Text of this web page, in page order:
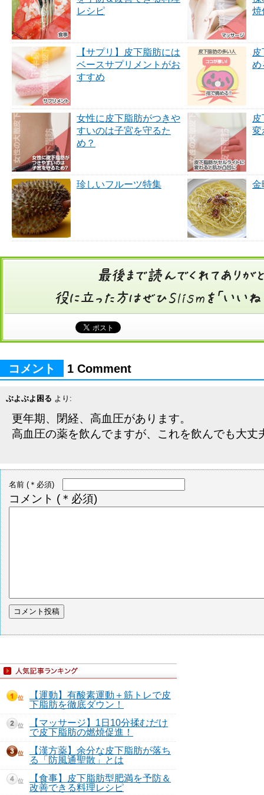
レシピ
焼
【サプリ】皮下脂肪には
ベースサプリメントがお
すすめ
め
女性に皮下脂肪がつきや
すいのは子宮を守るた
め？
変
珍しいフルーツ特集 金
コメント 1 Comment
ぶよぶよ困る より:
更年期、閉経、高血圧があります。
高血圧の薬を飲んでますが、これを飲んでも大丈
名前 (＊必須)
コメント (＊必須)
【運動】有酸素運動＋筋トレで皮
下脂肪を徹底ダウン！
【マッサージ】1日10分揉むだけ
で皮下脂肪の燃焼促進！
【漢方薬】余分な皮下脂肪が落ち
る「防風通聖散」とは
【食事】皮下脂肪型肥満を予防＆
改善できる料理レシピ